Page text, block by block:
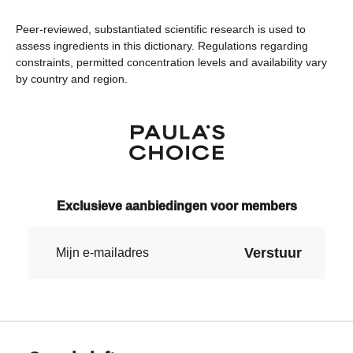
Peer-reviewed, substantiated scientific research is used to
assess ingredients in this dictionary. Regulations regarding
constraints, permitted concentration levels and availability vary
by country and region.
het meer kwaad dan goed doet.
GEEN BEOORDELING
We hebben dit ingrediënt nog niet
bekeken.
het meer kwaad dan goed doet.
GEEN BEOORDELING
We hebben dit ingrediënt nog niet
bekeken.
Exclusieve aanbiedingen voor members
Verstuur